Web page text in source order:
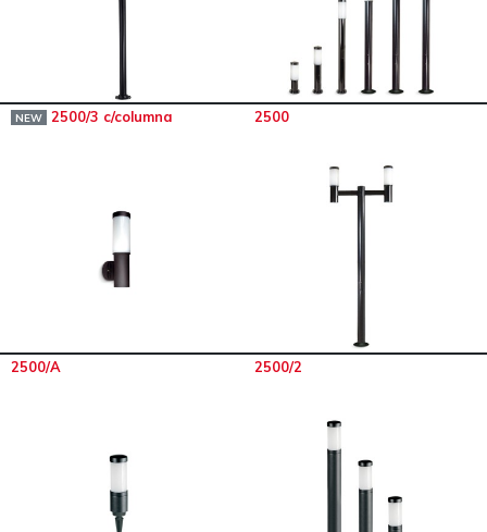
NEW 2500/3 c/columna 2500
2500/A 2500/2